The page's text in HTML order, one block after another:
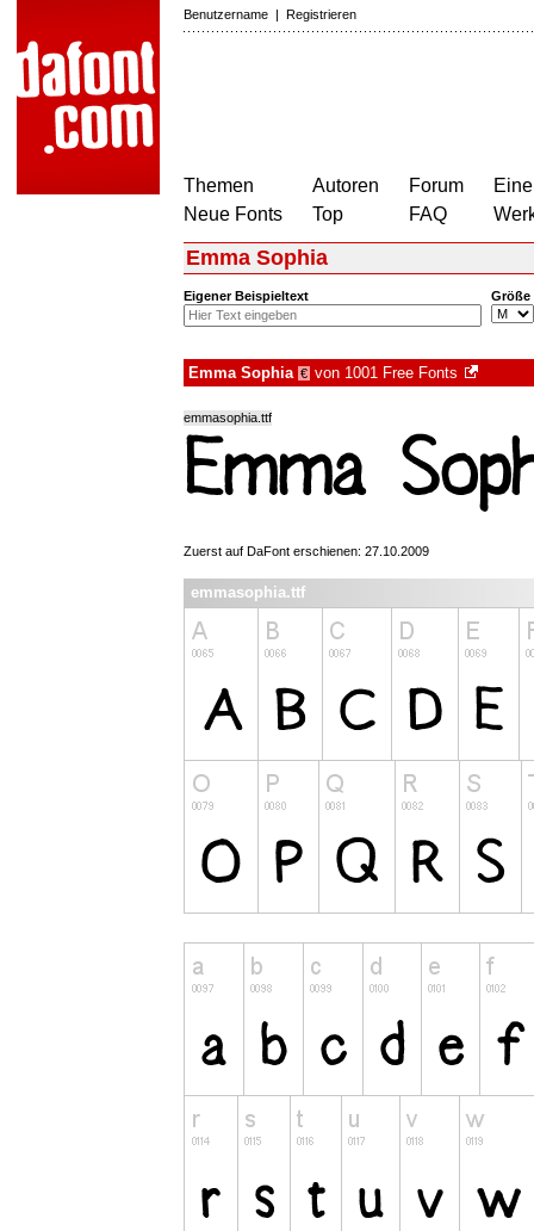
Benutzername | Registrieren
Themen
Neue Fonts
Autoren
Top
Forum
FAQ
Emma Sophia
Eigener Beispieltext Größe
Emma Sophia € von 1001 Free Fonts
emmasophia.ttf
Zuerst auf DaFont erschienen: 27.10.2009
emmasophia.ttf